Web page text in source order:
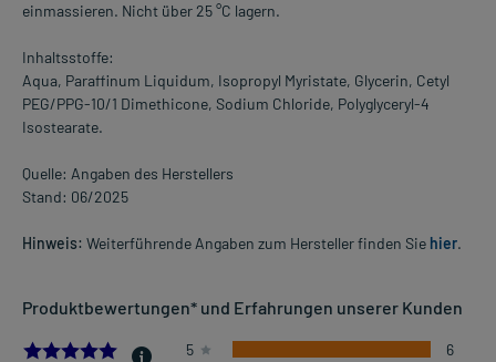
einmassieren. Nicht über 25 °C lagern.
Inhaltsstoffe:
Aqua, Paraffinum Liquidum, Isopropyl Myristate, Glycerin, Cetyl
PEG/PPG-10/1 Dimethicone, Sodium Chloride, Polyglyceryl-4
Isostearate.
Quelle: Angaben des Herstellers
Stand: 06/2025
Hinweis: Weiterführende Angaben zum Hersteller finden Sie hier.
Produktbewertungen* und Erfahrungen unserer Kunden
5.0 5
6